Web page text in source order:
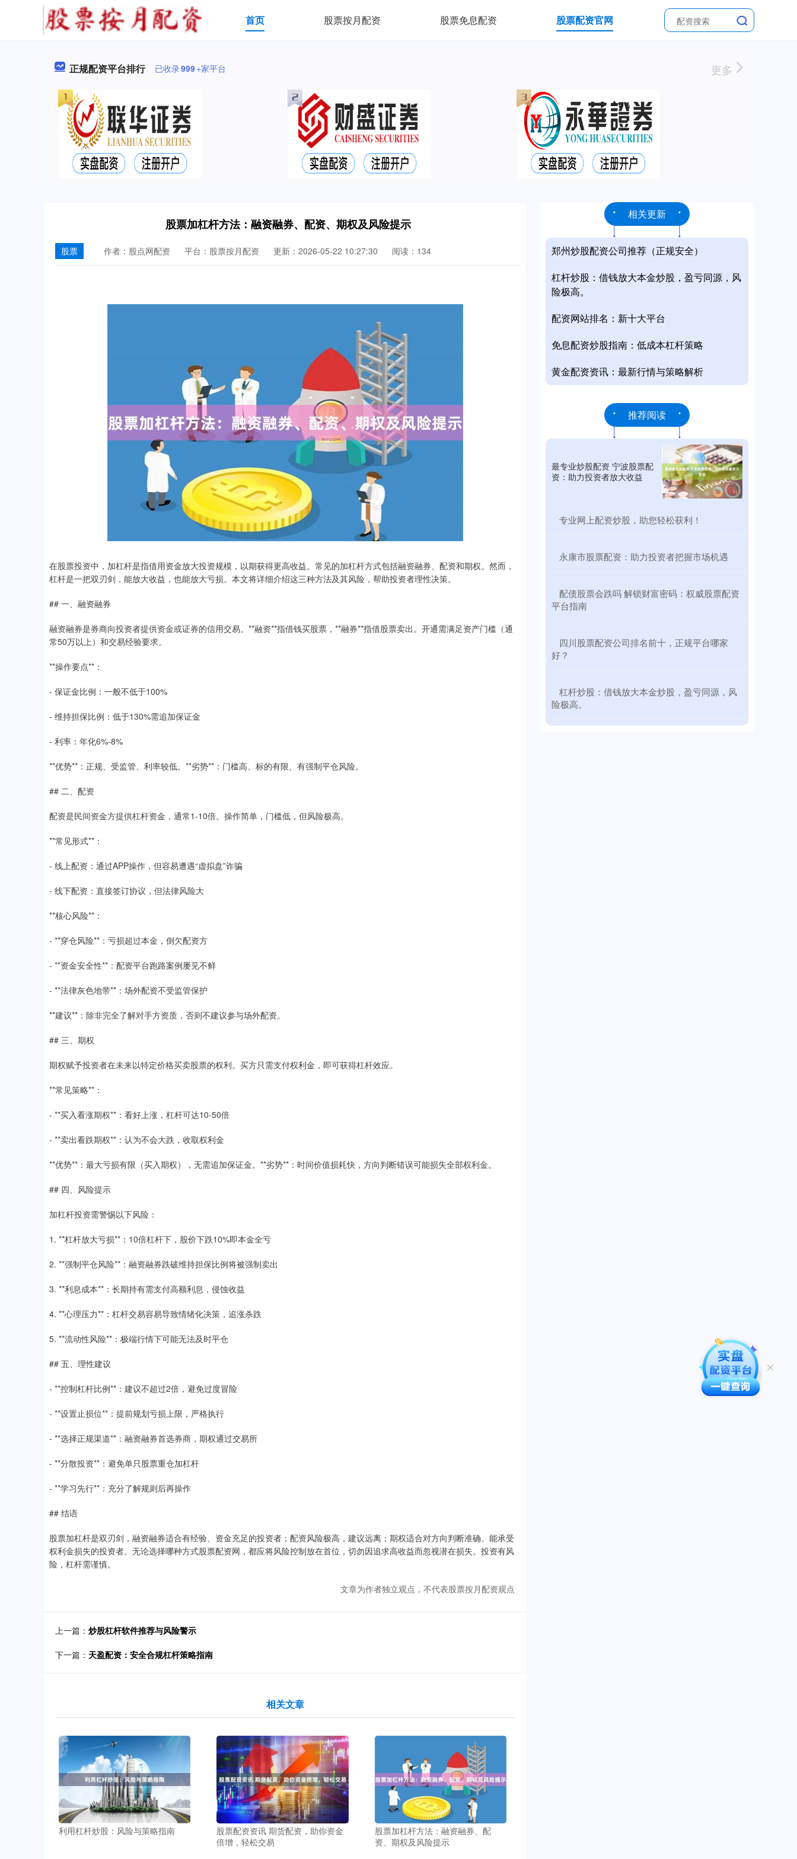
首页 股票按月配资 股票免息配资 股票配资官网
正规配资平台排行 已收录999+家平台 更多
股票加杠杆方法：融资融券、配资、期权及风险提示
股票 作者：股点网配资 平台：股票按月配资 更新：2026-05-22 10:27:30 阅读：134
在股票投资中，加杠杆是指借用资金放大投资规模，以期获得更高收益。常见的加杠杆方式包括融资融券、配资和期权。然而，
杠杆是一把双刃剑，能放大收益，也能放大亏损。本文将详细介绍这三种方法及其风险，帮助投资者理性决策。
## 一、融资融券
融资融券是券商向投资者提供资金或证券的信用交易。**融资**指借钱买股票，**融券**指借股票卖出。开通需满足资产门槛（通
常50万以上）和交易经验要求。
**操作要点**：
- 保证金比例：一般不低于100%
- 维持担保比例：低于130%需追加保证金
- 利率：年化6%-8%
**优势**：正规、受监管、利率较低。**劣势**：门槛高、标的有限、有强制平仓风险。
## 二、配资
配资是民间资金方提供杠杆资金，通常1-10倍。操作简单，门槛低，但风险极高。
**常见形式**：
- 线上配资：通过APP操作，但容易遭遇“虚拟盘”诈骗
- 线下配资：直接签订协议，但法律风险大
**核心风险**：
- **穿仓风险**：亏损超过本金，倒欠配资方
- **资金安全性**：配资平台跑路案例屡见不鲜
- **法律灰色地带**：场外配资不受监管保护
**建议**：除非完全了解对手方资质，否则不建议参与场外配资。
## 三、期权
期权赋予投资者在未来以特定价格买卖股票的权利。买方只需支付权利金，即可获得杠杆效应。
**常见策略**：
- **买入看涨期权**：看好上涨，杠杆可达10-50倍
- **卖出看跌期权**：认为不会大跌，收取权利金
**优势**：最大亏损有限（买入期权），无需追加保证金。**劣势**：时间价值损耗快，方向判断错误可能损失全部权利金。
## 四、风险提示
加杠杆投资需警惕以下风险：
1. **杠杆放大亏损**：10倍杠杆下，股价下跌10%即本金全亏
2. **强制平仓风险**：融资融券跌破维持担保比例将被强制卖出
3. **利息成本**：长期持有需支付高额利息，侵蚀收益
4. **心理压力**：杠杆交易容易导致情绪化决策，追涨杀跌
5. **流动性风险**：极端行情下可能无法及时平仓
## 五、理性建议
- **控制杠杆比例**：建议不超过2倍，避免过度冒险
- **设置止损位**：提前规划亏损上限，严格执行
- **选择正规渠道**：融资融券首选券商，期权通过交易所
- **分散投资**：避免单只股票重仓加杠杆
- **学习先行**：充分了解规则后再操作
## 结语
股票加杠杆是双刃剑，融资融券适合有经验、资金充足的投资者；配资风险极高，建议远离；期权适合对方向判断准确、能承受
权利金损失的投资者。无论选择哪种方式股票配资网，都应将风险控制放在首位，切勿因追求高收益而忽视潜在损失。投资有风
险，杠杆需谨慎。
文章为作者独立观点，不代表股票按月配资观点
上一篇： 炒股杠杆软件推荐与风险警示
下一篇： 天盈配资：安全合规杠杆策略指南
相关文章
利用杠杆炒股：风险与策略指南
股票配资资讯 期货配资，助你资金
倍增，轻松交易
股票加杠杆方法：融资融券、配
资、期权及风险提示
相关更新
郑州炒股配资公司推荐（正规安全）
杠杆炒股：借钱放大本金炒股，盈亏同源，风
险极高。
配资网站排名：新十大平台
免息配资炒股指南：低成本杠杆策略
黄金配资资讯：最新行情与策略解析
推荐阅读
最专业炒股配资 宁波股票配
资：助力投资者放大收益
​专业网上配资炒股，助您轻松获利！
​永康市股票配资：助力投资者把握市场机遇
​配债股票会跌吗 解锁财富密码：权威股票配资
平台指南
​四川股票配资公司排名前十，正规平台哪家
好？
​杠杆炒股：借钱放大本金炒股，盈亏同源，风
险极高。